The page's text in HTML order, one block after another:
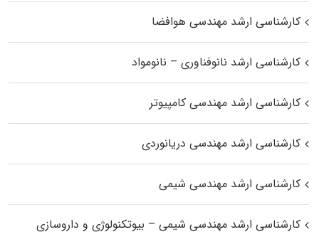
کارشناسی ارشد مهندسی هوافضا
کارشناسی ارشد نانوفناوری – نانومواد
کارشناسی ارشد مهندسی کامپیوتر
کارشناسی ارشد مهندسی دریانوردی
کارشناسی ارشد مهندسی شیمی
کارشناسی ارشد مهندسی شیمی – بیوتکنولوژی و داروسازی